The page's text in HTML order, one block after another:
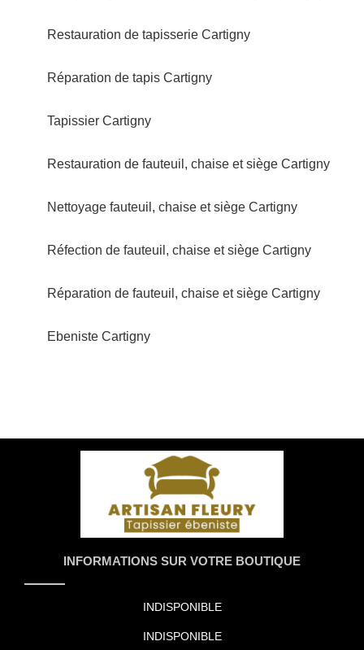
Restauration de tapisserie Cartigny
Réparation de tapis Cartigny
Tapissier Cartigny
Restauration de fauteuil, chaise et siège Cartigny
Nettoyage fauteuil, chaise et siège Cartigny
Réfection de fauteuil, chaise et siège Cartigny
Réparation de fauteuil, chaise et siège Cartigny
Ebeniste Cartigny
INFORMATIONS SUR VOTRE BOUTIQUE
INDISPONIBLE
INDISPONIBLE